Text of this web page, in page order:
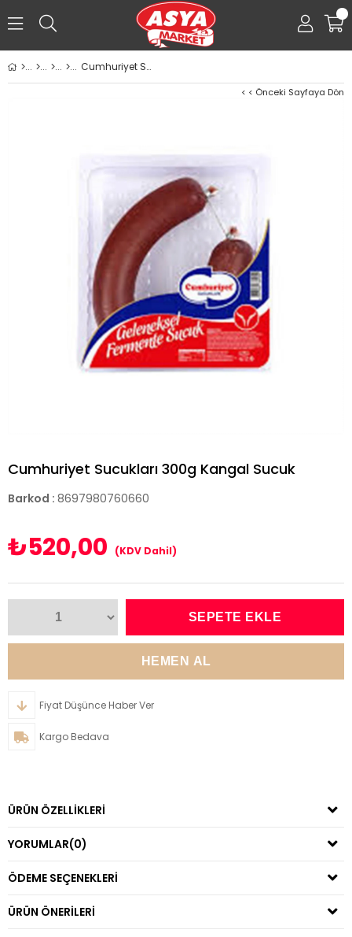
0
Cumhuriyet Sucukları 300g Kangal Sucuk
< < Önceki Sayfaya Dön
Cumhuriyet Sucukları 300g Kangal Sucuk
Barkod : 8697980760660
₺520,00 (KDV Dahil)
Fiyat Düşünce Haber Ver
Kargo Bedava
ÜRÜN ÖZELLIKLERI
YORUMLAR(0)
ÖDEME SEÇENEKLERI
ÜRÜN ÖNERILERI